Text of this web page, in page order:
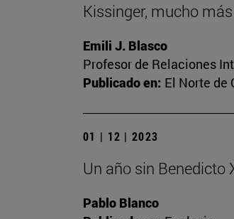
Kissinger, mucho
Emili J. Blasco
Profesor de Relaciones
Publicado en: El Norte de
01 | 12 | 2023
Un año sin Benedicto
Pablo Blanco